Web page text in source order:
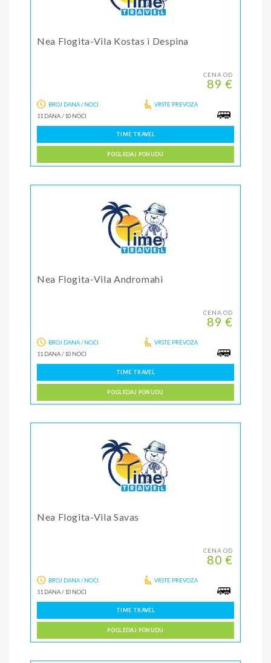
Nea Flogita-Vila Kostas i Despina
CENA OD
89 €
BROJ DANA / NOĆI
11 DANA/10 NOĆI
VRSTE PREVOZA
TIME TRAVEL
POGLEDAJ PONUDU
Nea Flogita-Vila Andromahi
CENA OD
89 €
BROJ DANA / NOĆI
11 DANA/10 NOĆI
VRSTE PREVOZA
TIME TRAVEL
POGLEDAJ PONUDU
Nea Flogita-Vila Savas
CENA OD
80 €
BROJ DANA / NOĆI
11 DANA/10 NOĆI
VRSTE PREVOZA
TIME TRAVEL
POGLEDAJ PONUDU